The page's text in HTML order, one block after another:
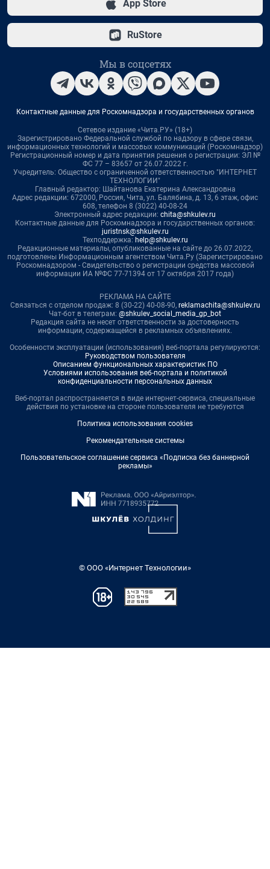
App Store
RuStore
Мы в соцсетях
Контактные данные для Роскомнадзора и государственных органов
Сетевое издание «Чита.РУ» (18+)
Зарегистрировано Федеральной службой по надзору в сфере связи,
информационных технологий и массовых коммуникаций (Роскомнадзор)
Регистрационный номер и дата принятия решения о регистрации: ЭЛ №
ФС 77 – 83657 от 26.07.2022 г.
Учредитель: Общество с ограниченной ответственностью "ИНТЕРНЕТ
ТЕХНОЛОГИИ"
Главный редактор: Шайтанова Екатерина Александровна
Адрес редакции: 672000, Россия, Чита, ул. Балябина, д. 13, 6 этаж, офис
608, телефон 8 (3022) 40-08-24
Электронный адрес редакции: chita@shkulev.ru
Контактные данные для Роскомнадзора и государственных органов:
juristnsk@shkulev.ru
Техподдержка: help@shkulev.ru
Редакционные материалы, опубликованные на сайте до 26.07.2022,
подготовлены Информационным агентством Чита.Ру (Зарегистрировано
Роскомнадзором - Свидетельство о регистрации средства массовой
информации ИА №ФС 77-71394 от 17 октября 2017 года)
РЕКЛАМА НА САЙТЕ
Связаться с отделом продаж: 8 (30-22) 40-08-90, reklamachita@shkulev.ru
Чат-бот в телеграм: @shkulev_social_media_gp_bot
Редакция сайта не несет ответственности за достоверность
информации, содержащейся в рекламных объявлениях.
Особенности эксплуатации (использования) веб-портала регулируются:
Руководством пользователя
Описанием функциональных характеристик ПО
Условиями использования веб-портала и политикой
конфиденциальности персональных данных
Веб-портал распространяется в виде интернет-сервиса, специальные
действия по установке на стороне пользователя не требуются
Политика использования cookies
Рекомендательные системы
Пользовательское соглашение сервиса «Подписка без баннерной
рекламы»
© ООО «Интернет Технологии»